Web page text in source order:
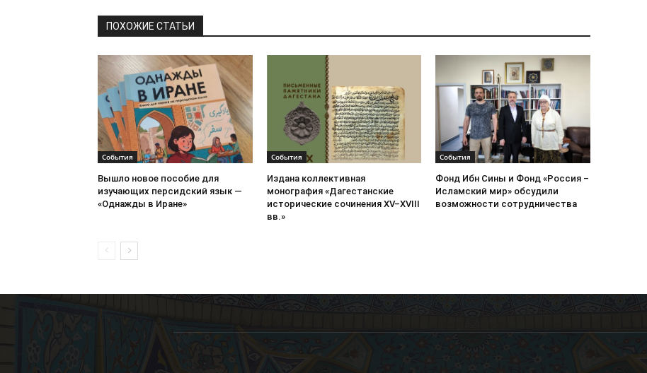
ПОХОЖИЕ СТАТЬИ
События
Вышло новое пособие для
изучающих персидский язык —
«Однажды в Иране»
События
Издана коллективная
монография «Дагестанские
исторические сочинения XV–XVIII
вв.»
События
Фонд Ибн Сины и Фонд «Россия –
Исламский мир» обсудили
возможности сотрудничества